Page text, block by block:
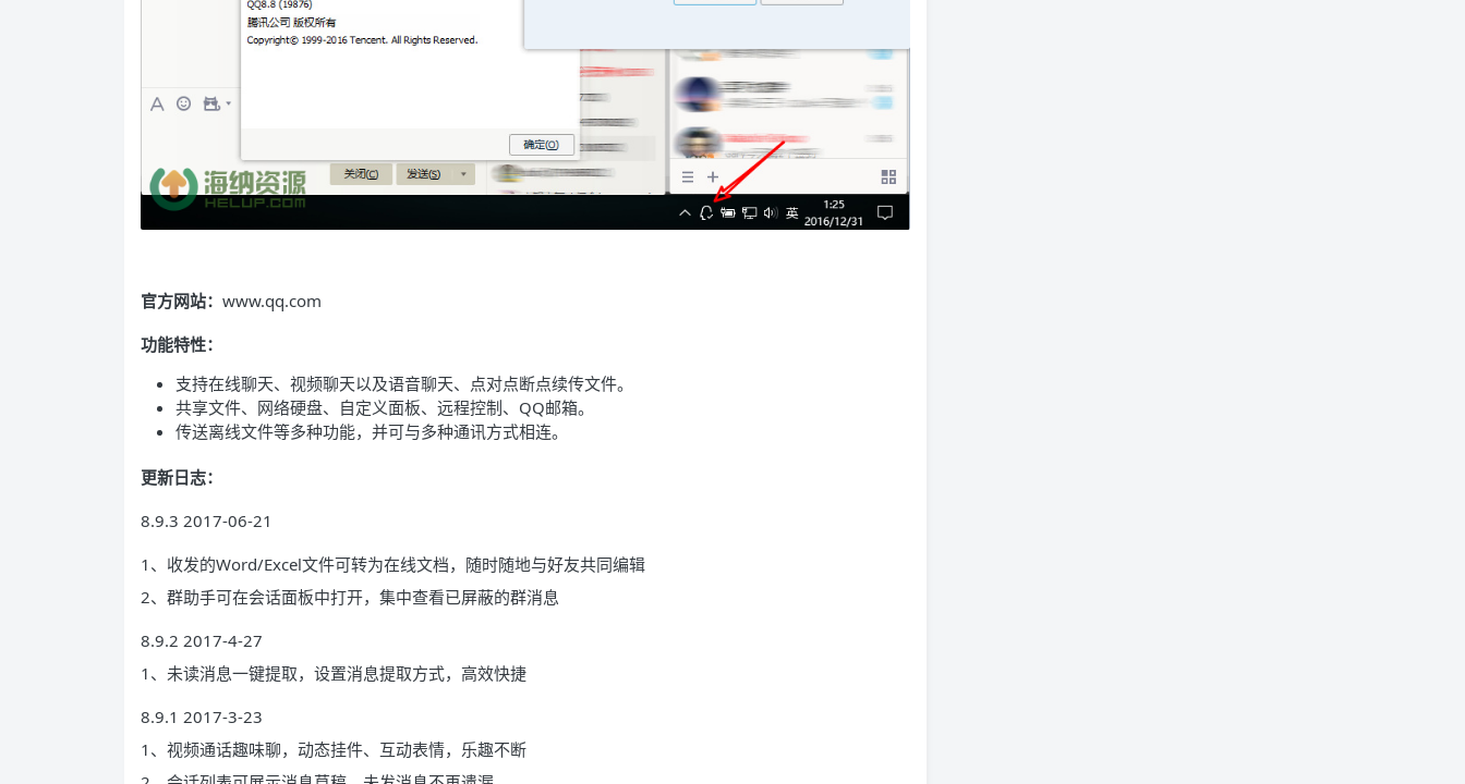
官方网站： www.qq.com
功能特性：
支持在线聊天、视频聊天以及语音聊天、点对点断点续传文件。
共享文件、网络硬盘、自定义面板、远程控制、QQ邮箱。
传送离线文件等多种功能，并可与多种通讯方式相连。
更新日志：
8.9.3 2017-06-21
1、收发的Word/Excel文件可转为在线文档，随时随地与好友共同编辑
2、群助手可在会话面板中打开，集中查看已屏蔽的群消息
8.9.2 2017-4-27
1、未读消息一键提取，设置消息提取方式，高效快捷
8.9.1 2017-3-23
1、视频通话趣味聊，动态挂件、互动表情，乐趣不断